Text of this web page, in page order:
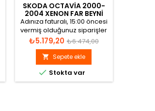
SKODA OCTAVIA 2000-
2004 XENON FAR BEYNI
1U0941651 1307329069
Adınıza faturalı, 15:00 öncesi
vermiş olduğunuz siparişler
aynı gün gönderilir.
Fiyat
₺5.179,20 Normal
fiyat
₺6.474,00
 Sepete ekle
 Stokta var